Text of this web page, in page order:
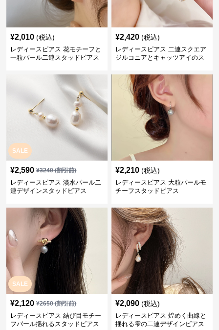
¥2,010 (税込)
レディースピアス 花モチーフと
一粒パール二連スタッドピアス
¥2,420 (税込)
レディースピアス 二連スクエア
ジルコニアとキャッツアイのス
SALE
¥2,590 ¥3240(割引前)
レディースピアス 淡水パール二
連デザインスタッドピアス
¥2,210 (税込)
レディースピアス 大粒パールモ
チーフスタッドピアス
SALE
¥2,120 ¥2650(割引前)
レディースピアス 結び目モチー
フパール揺れるスタッドピアス
¥2,090 (税込)
レディースピアス 煌めく曲線と
揺れる雫の二連デザインピアス